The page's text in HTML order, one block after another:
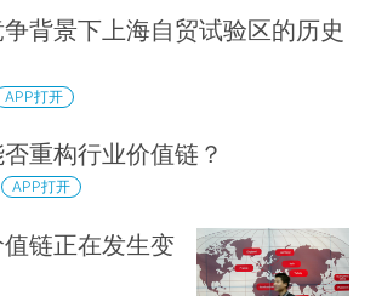
关系远比表面看起来复杂。即便在
我们也可以看到全球价值链在满足
的高效率。未来的政策应该鼓励企
，进而造成公共卫生健康以及其他
应链的脆弱性
背景下上海自贸试验区的历史
APP打开
重构行业价值链？
APP打开
链正在发生变